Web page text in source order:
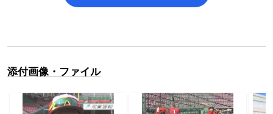
添付画像・ファイル